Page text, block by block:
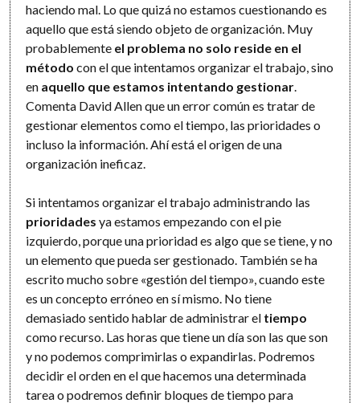
haciendo mal. Lo que quizá no estamos cuestionando es
aquello que está siendo objeto de organización. Muy
probablemente el problema no solo reside en el
método con el que intentamos organizar el trabajo, sino
en aquello que estamos intentando gestionar
Comenta David Allen que un error común es tratar de
gestionar elementos como el tiempo, las prioridades o
incluso la información. Ahí está el origen de una
organización ineficaz.
Si intentamos organizar el trabajo administrando las
prioridades ya estamos empezando con el pie
izquierdo, porque una prioridad es algo que se tiene, y no
un elemento que pueda ser gestionado. También se ha
escrito mucho sobre «gestión del tiempo», cuando este
es un concepto erróneo en sí mismo. No tiene
demasiado sentido hablar de administrar el tiempo
como recurso. Las horas que tiene un día son las que son
y no podemos comprimirlas o expandirlas. Podremos
decidir el orden en el que hacemos una determinada
tarea o podremos definir bloques de tiempo para